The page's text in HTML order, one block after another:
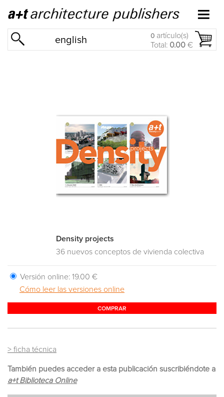
english 0 artículo(s)
Total: 0.00 €
Density projects
36 nuevos conceptos de vivienda colectiva
Versión online: 19.00 €
Cómo leer las versiones online
COMPRAR
> ficha técnica
También puedes acceder a esta publicación suscribiéndote a
a+t Biblioteca Online